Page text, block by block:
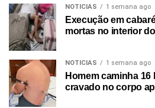
NOTICIAS 1 semana ago
Execução em
mortas no interior
NOTICIAS 1 semana ago
Homem caminha
cravado no corpo